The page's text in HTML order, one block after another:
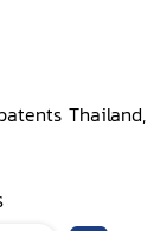
Thailand,